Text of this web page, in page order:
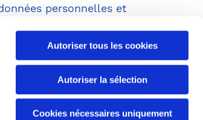
Autoriser tous les cookies
Autoriser la sélection
Cookies nécessaires uniquement
personnelles et
Accessibilité